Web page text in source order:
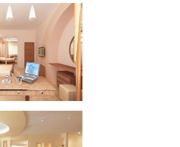
Лодочная
Лодочная